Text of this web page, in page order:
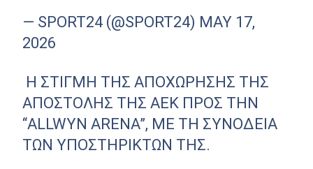
— SPORT24 (@SPORT24) MAY 17,
2026
Η ΣΤΙΓΜΉ ΤΗΣ ΑΠΟΧΏΡΗΣΗΣ ΤΗΣ
ΑΠΟΣΤΟΛΉΣ ΤΗΣ ΑΕΚ ΠΡΟΣ ΤΗΝ
“ALLWYN ARENA”, ΜΕ ΤΗ ΣΥΝΟΔΕΊΑ
ΤΩΝ ΥΠΟΣΤΗΡΙΚΤΏΝ ΤΗΣ.